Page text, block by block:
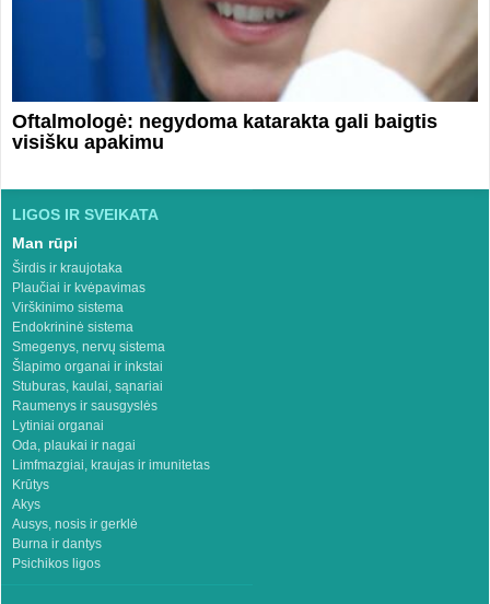
Oftalmologė: negydoma katarakta gali baigtis
visišku apakimu
LIGOS IR SVEIKATA
Man rūpi
Širdis ir kraujotaka
Plaučiai ir kvėpavimas
Virškinimo sistema
Endokrininė sistema
Smegenys, nervų sistema
Šlapimo organai ir inkstai
Stuburas, kaulai, sąnariai
Raumenys ir sausgyslės
Lytiniai organai
Oda, plaukai ir nagai
Limfmazgiai, kraujas ir imunitetas
Krūtys
Akys
Ausys, nosis ir gerklė
Burna ir dantys
Psichikos ligos